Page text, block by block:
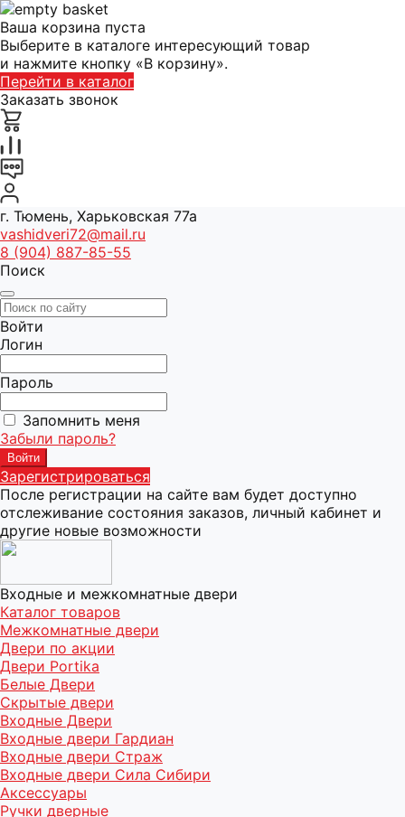
Ваша корзина пуста
Выберите в каталоге интересующий товар
и нажмите кнопку «В корзину».
Перейти в каталог
Заказать звонок
г. Тюмень, Харьковская 77а
vashidveri72@mail.ru
8 (904) 887-85-55
Поиск
Войти
Логин
Пароль
Запомнить меня
Забыли пароль?
Зарегистрироваться
После регистрации на сайте вам будет доступно
отслеживание состояния заказов, личный кабинет и
другие новые возможности
Входные и межкомнатные двери
Каталог товаров
Межкомнатные двери
Двери по акции
Двери Portika
Белые Двери
Скрытые двери
Входные Двери
Входные двери Гардиан
Входные двери Страж
Входные двери Сила Сибири
Аксессуары
Ручки дверные